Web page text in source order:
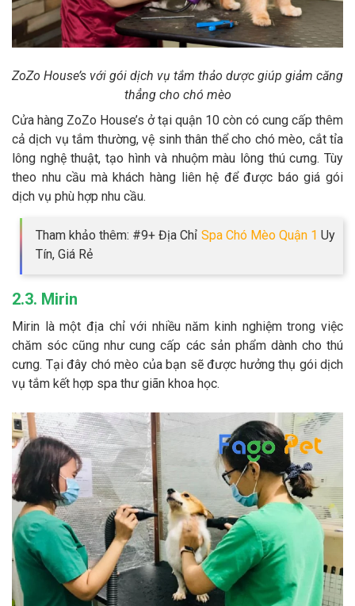
ZoZo House’s với gói dịch vụ tắm thảo dược giúp giảm căng
thẳng cho chó mèo
Cửa hàng ZoZo House’s ở tại quận 10 còn có cung cấp thêm
cả dịch vụ tắm thường, vệ sinh thân thể cho chó mèo, cắt tỉa
lông nghệ thuật, tạo hình và nhuộm màu lông thú cưng. Tùy
theo nhu cầu mà khách hàng liên hệ để được báo giá gói
dịch vụ phù hợp nhu cầu.
Tham khảo thêm: #9+ Địa Chỉ Spa Chó Mèo Quận 1 Uy
Tín, Giá Rẻ
2.3. Mirin
Mirin là một địa chỉ với nhiều năm kinh nghiệm trong việc
chăm sóc cũng như cung cấp các sản phẩm dành cho thú
cưng. Tại đây chó mèo của bạn sẽ được hưởng thụ gói dịch
vụ tắm kết hợp spa thư giãn khoa học.